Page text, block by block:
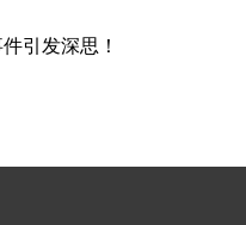
引发深思！